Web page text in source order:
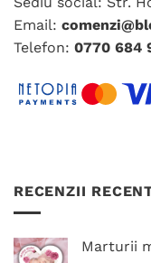
pagina
Email:
Telefon: 0770 684
RECENZII
Marturii